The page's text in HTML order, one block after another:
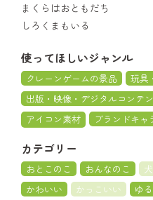
まくらはおともだち
しろくまもいる
使ってほしいジャンル
クレーンゲームの景品
玩具
出版・映像・デジタルコンテ
アイコン素材
ブランドキャ
カテゴリー
おとこのこ おんなのこ 犬
かわいい
かっこいい ゆ